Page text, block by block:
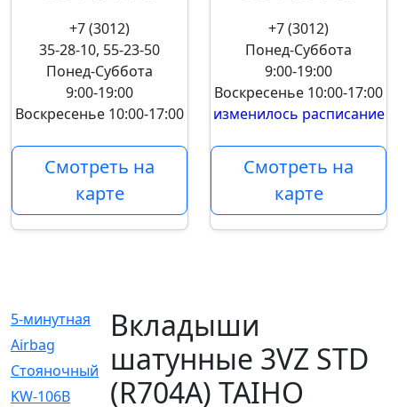
+7 (3012)
35-28-10, 55-23-50
Понед-Суббота
9:00-19:00
Воскресенье 10:00-17:00
Смотреть на
карте
+7 (3012)
Понед-Суббота
9:00-19:00
Воскресенье 10:00-17:00
изменилось расписание
Смотреть на
карте
5-минутная
[1]
Airbag
[18]
Cтояночный
[1]
KW-106B
[0]
Вкладыши
шатунные 3VZ STD
(R704A) TAIHO